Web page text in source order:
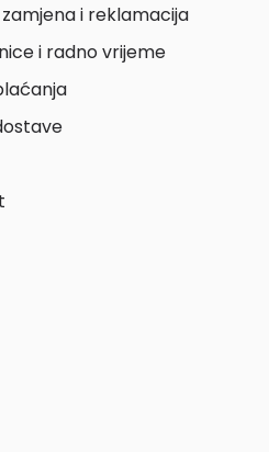
i reklamacija
i radno vrijeme